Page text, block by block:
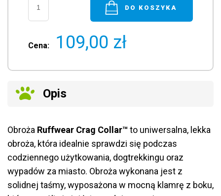
DO KOSZYKA
Cena: 109,00 zł
Opis
Obroża Ruffwear Crag Collar™ to uniwersalna, lekka
obroża, która idealnie sprawdzi się podczas
codziennego użytkowania, dogtrekkingu oraz
wypadów za miasto. Obroża wykonana jest z
solidnej taśmy, wyposażona w mocną klamrę z boku,